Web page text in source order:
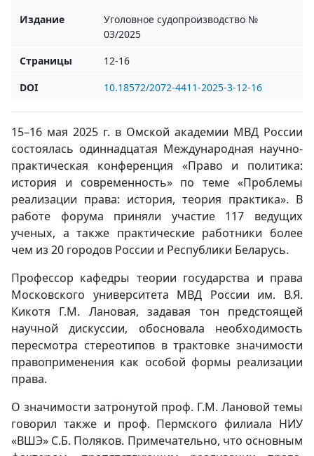
Издание
Уголовное судопроизводство №
03/2025
Страницы
12-16
DOI
10.18572/2072-4411-2025-3-12-16
15–16 мая 2025 г. в Омской академии МВД России
состоялась одиннадцатая Международная научно-
практическая конференция «Право и политика:
история и современность» по теме «Проблемы
реализации права: история, теория практика». В
работе форума приняли участие 117 ведущих
ученых, а также практические работники более
чем из 20 городов России и Республики Беларусь.
Профессор кафедры теории государства и права
Московского университета МВД России им. В.Я.
Кикотя Г.М. Лановая, задавая тон предстоящей
научной дискуссии, обосновала необходимость
пересмотра стереотипов в трактовке значимости
правоприменения как особой формы реализации
права.
О значимости затронутой проф. Г.М. Лановой темы
говорил также и проф. Пермского филиала НИУ
«ВШЭ» С.Б. Поляков. Примечательно, что основным